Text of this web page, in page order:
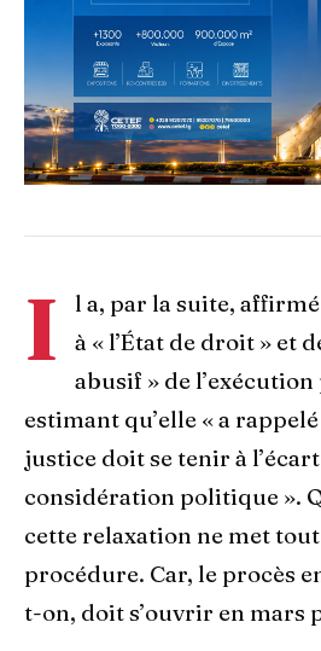
I
l a, par la suite,
à « l’État de droit » et
abusif » de
estimant qu’elle « a
justice doit se tenir à
considération politique ».
cette relaxation ne met
procédure. Car, le procès
t-on, doit s’ouvrir en mars